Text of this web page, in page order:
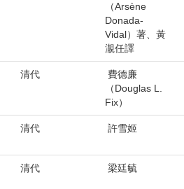
（Arsène
Donada-
Vidal）著、黃
㵾任譯
清代
費德廉
（Douglas L.
Fix）
清代 許雪姬
清代 梁廷毓